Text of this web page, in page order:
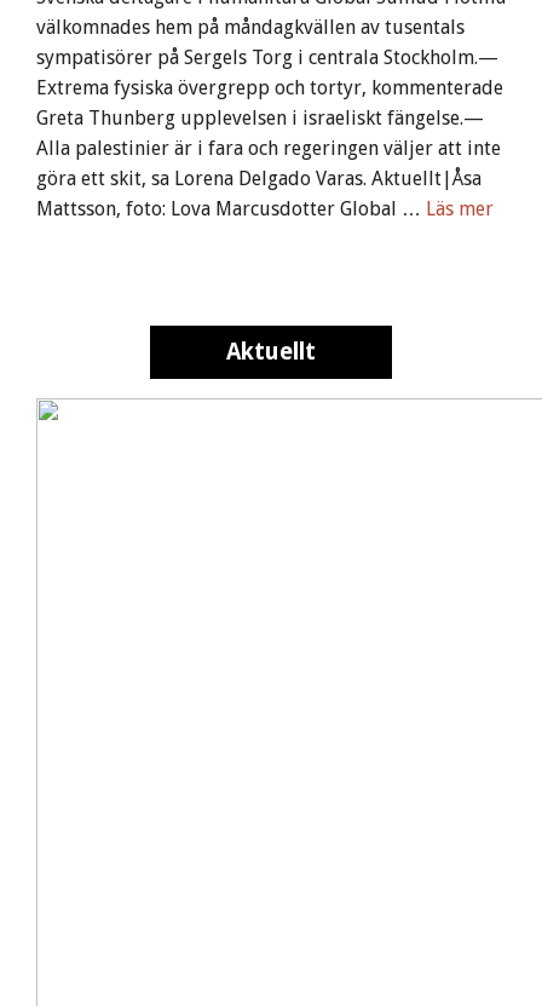
välkomnades hem på måndagkvällen av tusentals
sympatisörer på Sergels Torg i centrala Stockholm.—
Extrema fysiska övergrepp och tortyr, kommenterade
Greta Thunberg upplevelsen i israeliskt fängelse.—
Alla palestinier är i fara och regeringen väljer att inte
göra ett skit, sa Lorena Delgado Varas. Aktuellt|Åsa
Mattsson, foto: Lova Marcusdotter Global … Läs mer
Aktuellt
Aktuellt